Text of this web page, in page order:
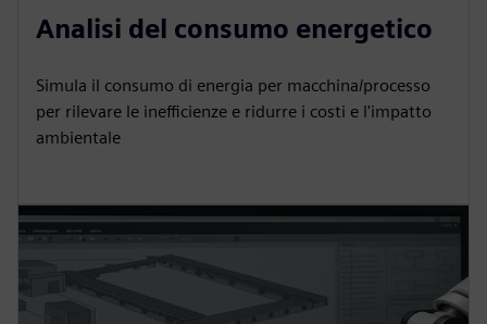
Analisi del consumo energetico
Simula il consumo di energia per macchina/processo
per rilevare le inefficienze e ridurre i costi e l'impatto
ambientale